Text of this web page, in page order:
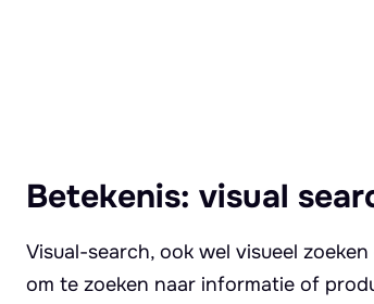
Betekenis: visual
Visual-search, ook wel visueel
om te zoeken naar informatie of